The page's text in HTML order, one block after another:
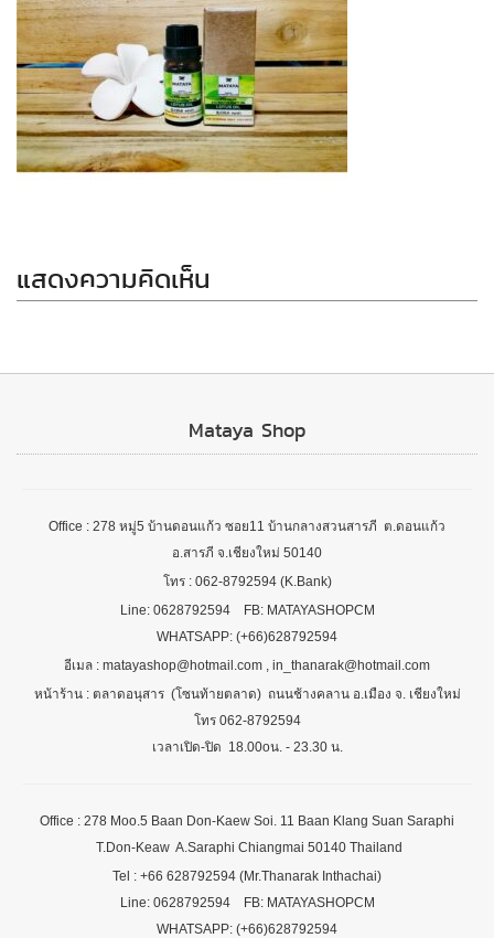
แสดงความคิดเห็น
Mataya Shop
Office : 278 หมู่5 บ้านดอนแก้ว ซอย11 บ้านกลางสวนสารภี ต.ดอนแก้ว
อ.สารภี จ.เชียงใหม่ 50140
โทร : 062-8792594 (K.Bank)
Line: 0628792594 FB: MATAYASHOPCM
WHATSAPP: (+66)628792594
อีเมล : matayashop@hotmail.com , in_thanarak@hotmail.com
หน้าร้าน : ตลาดอนุสาร (โซนท้ายตลาด) ถนนช้างคลาน อ.เมือง จ. เชียงใหม่
โทร 062-8792594
เวลาเปิด-ปิด 18.00oน. - 23.30 น.
Office : 278 Moo.5 Baan Don-Kaew Soi. 11 Baan Klang Suan Saraphi
T.Don-Keaw A.Saraphi Chiangmai 50140 Thailand
Tel : +66 628792594 (Mr.Thanarak Inthachai)
Line: 0628792594 FB: MATAYASHOPCM
WHATSAPP: (+66)628792594